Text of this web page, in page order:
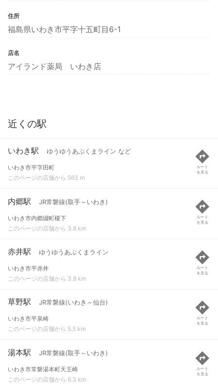
住所
福島県いわき市平字十五町目6-1
店名
アイランド薬局 いわき店
近くの駅
いわき駅 ゆうゆうあぶくまライン など
いわき市平字田町
このページの店舗から 563 m
ルート
を見る
内郷駅 JR常磐線(取手～いわき)
いわき市内郷綴町榎下
このページの店舗から 3.8 km
ルート
を見る
赤井駅 ゆうゆうあぶくまライン
いわき市平赤井
このページの店舗から 3.8 km
ルート
を見る
草野駅 JR常磐線(いわき～仙台)
いわき市平泉崎
このページの店舗から 5.5 km
ルート
を見る
湯本駅 JR常磐線(取手～いわき)
いわき市常磐湯本町天王崎
このページの店舗から 6.3 km
ルート
を見る